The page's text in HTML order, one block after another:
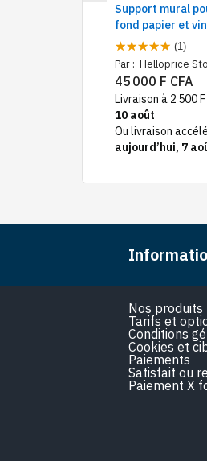
Support mural
fond papier et vinyle
pour studio photo
(1)
Par : Helloprice
45 000 F CFA
Livraison à 2 500 F
10 août
Ou livraison
aujourd’hui, 7
Nos produits
Tarifs et
Conditions
Cookies et
Paiements
Satisfait ou
Paiement X